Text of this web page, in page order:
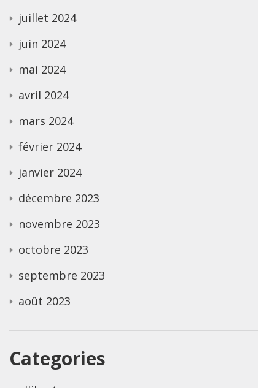
juillet 2024
juin 2024
mai 2024
avril 2024
mars 2024
février 2024
janvier 2024
décembre 2023
novembre 2023
octobre 2023
septembre 2023
août 2023
Categories